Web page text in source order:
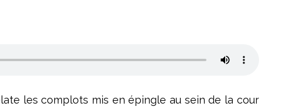
les complots mis en épingle au sein de la cour